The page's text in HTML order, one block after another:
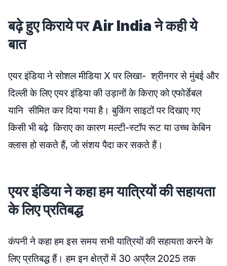
बढ़े हुए किराये पर Air India ने कही ये
बात
एयर इंडिया ने सोशल मीडिया X पर लिखा- श्रीनगर से मुंबई और
दिल्ली के लिए एयर इंडिया की उड़ानों के किराए को एफोर्डेबल
यानि सीमित कर दिया गया है। बुकिंग साइटों पर दिखाए गए
किसी भी बढ़े किराए का कारण मल्टी-स्टॉप रूट या उच्च केबिन
क्लास हो सकते हैं, जो संशय पैदा कर सकते हैं।
एयर इंडिया ने कहा हम यात्रियों की सहायता
के लिए प्रतिबद्ध
कंपनी ने कहा हम इस समय सभी यात्रियों की सहायता करने के
लिए प्रतिबद्ध हैं। हम इन क्षेत्रों में 30 अप्रैल 2025 तक